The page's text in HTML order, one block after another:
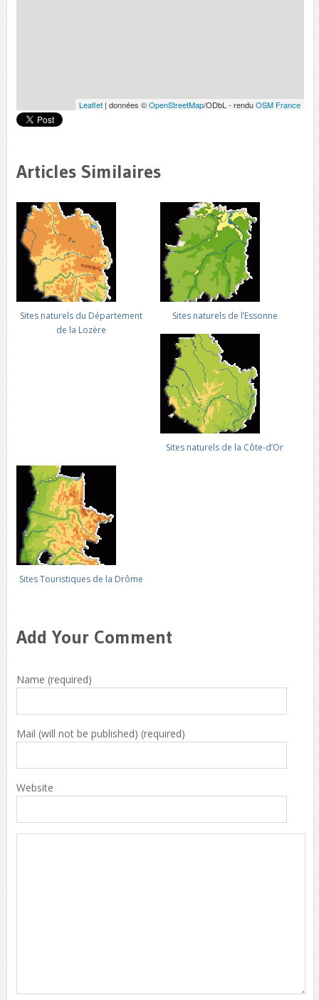
Leaflet | données ©OpenStreetMap/ODbL - renduOSM France
Articles Similaires
Sites naturels du Département
de la Lozère
Sites naturels de l’Essonne
Sites naturels de la Côte-d’Or
Sites Touristiques de la Drôme
Add Your Comment
Name (required)
Mail (will not be published) (required)
Website